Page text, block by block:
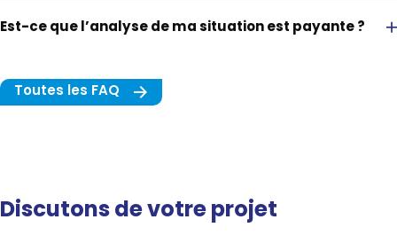
Placements : pour faire évoluer votre épargne
Est-ce que l’analyse de ma situation est payante ?
Toutes les FAQ
Discutons de votre projet